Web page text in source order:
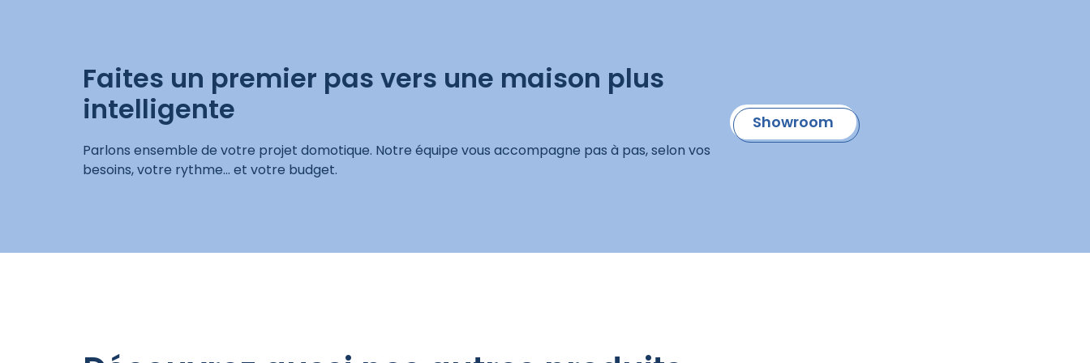
Faites un premier pas vers une maison plus
intelligente
Parlons ensemble de votre projet domotique. Notre équipe vous accompagne pas à pas, selon vos
besoins, votre rythme… et votre budget.
Showroom